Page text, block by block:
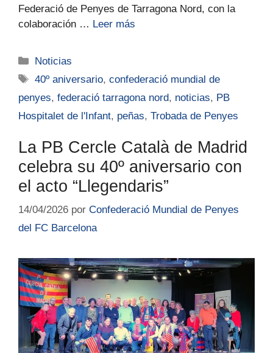
Federació de Penyes de Tarragona Nord, con la
colaboración … Leer más
Noticias
40º aniversario,confederació mundial de
penyes, federació tarragona nord, noticias, PB
Hospitalet de l'Infant, peñas, Trobada de Penyes
La PB Cercle Català de Madrid
celebra su 40º aniversario con
el acto “Llegendaris”
14/04/2026 por Confederació Mundial de Penyes
del FC Barcelona